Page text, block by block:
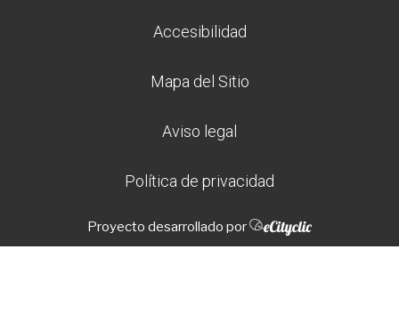
Accesibilidad
Mapa del Sitio
Aviso legal
Política de privacidad
Proyecto desarrollado por